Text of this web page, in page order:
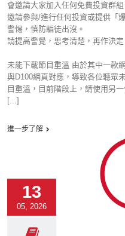
會邀請大家加入任何免費投資群
邀請參與/進行任何投資或提供「
警惕，慎防騙徒出沒。
請提高警覺，思考清楚，再作決定
未能下載節目重溫 由於其中一款
與D100網頁對應，導致各位聽眾
目重溫，目前階段上，請使用另
[...]
進一步了解
13
05, 2026